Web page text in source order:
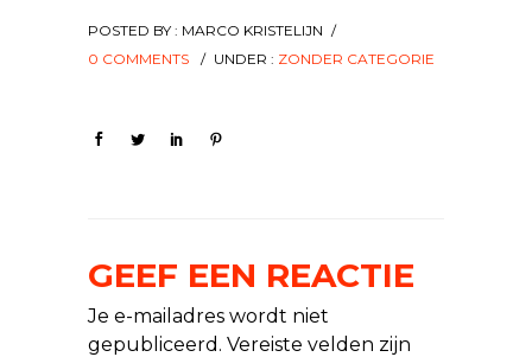
POSTED BY : MARCO KRISTELIJN /
0 COMMENTS
/ UNDER : ZONDER CATEGORIE
GEEF EEN REACTIE
Je e-mailadres wordt niet
gepubliceerd. Vereiste velden zijn